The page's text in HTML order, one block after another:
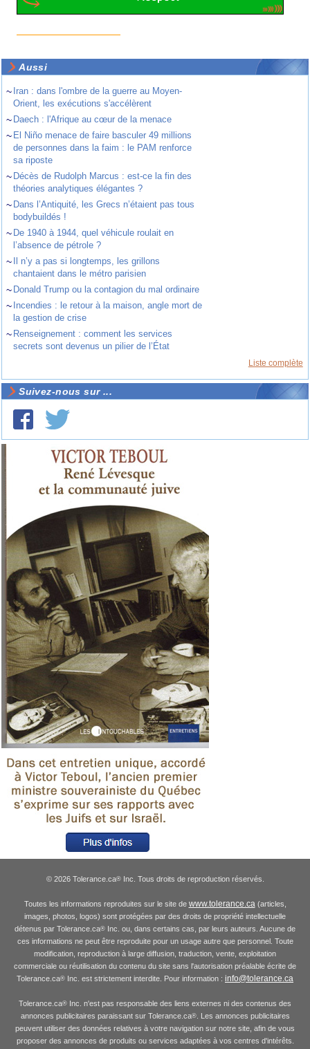
Aussi
~ Iran : dans l'ombre de la guerre au Moyen-
Orient, les exécutions s'accélèrent
~ Daech : l'Afrique au cœur de la menace
~ El Niño menace de faire basculer 49 millions
de personnes dans la faim : le PAM renforce
sa riposte
~ Décès de Rudolph Marcus : est-ce la fin des
théories analytiques élégantes ?
~ Dans l’Antiquité, les Grecs n’étaient pas tous
bodybuildés !
~ De 1940 à 1944, quel véhicule roulait en
l’absence de pétrole ?
~ Il n’y a pas si longtemps, les grillons
chantaient dans le métro parisien
~ Donald Trump ou la contagion du mal ordinaire
~ Incendies : le retour à la maison, angle mort de
la gestion de crise
~ Renseignement : comment les services
secrets sont devenus un pilier de l’État
Liste complète
Suivez-nous sur ...
© 2026 Tolerance.ca®Inc. Tous droits de reproduction réservés.
Toutes les informations reproduites sur le site de www.tolerance.ca (articles,
images, photos, logos) sont protégées par des droits de propriété intellectuelle
détenus par Tolerance.ca® Inc. ou, dans certains cas, par leurs auteurs. Aucune de
ces informations ne peut être reproduite pour un usage autre que personnel. Toute
modification, reproduction à large diffusion, traduction, vente, exploitation
commerciale ou réutilisation du contenu du site sans l'autorisation préalable écrite de
Tolerance.ca® Inc. est strictement interdite. Pour information : info@tolerance.ca
Tolerance.ca® Inc. n'est pas responsable des liens externes ni des contenus des
annonces publicitaires paraissant sur Tolerance.ca®. Les annonces publicitaires
peuvent utiliser des données relatives à votre navigation sur notre site, afin de vous
proposer des annonces de produits ou services adaptées à vos centres d'intérêts.